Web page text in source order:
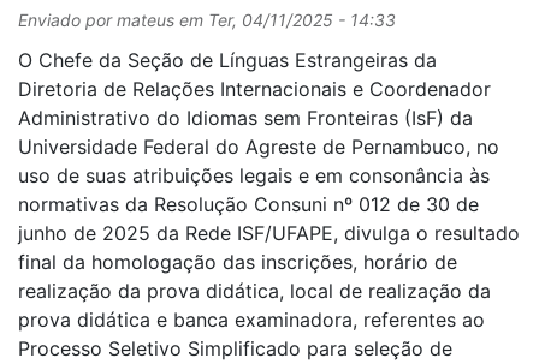
Enviado pormateus em Ter, 04/11/2025 - 14:33
O Chefe da Seção de Línguas Estrangeiras da
Diretoria de Relações Internacionais e Coordenador
Administrativo do Idiomas sem Fronteiras (IsF) da
Universidade Federal do Agreste de Pernambuco, no
uso de suas atribuições legais e em consonância às
normativas da Resolução Consuni nº 012 de 30 de
junho de 2025 da Rede ISF/UFAPE, divulga o resultado
final da homologação das inscrições, horário de
realização da prova didática, local de realização da
prova didática e banca examinadora, referentes ao
Processo Seletivo Simplificado para seleção de